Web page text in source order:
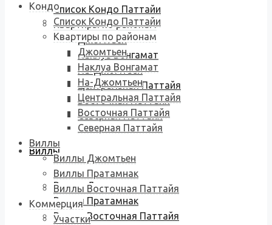
Список Кондо Паттайи
Квартиры по районам
Джомтьен
Наклуа Вонгамат
На-Джомтьен
Центральная Паттайя
Восточная Паттайя
Северная Паттайя
Виллы
Виллы Джомтьен
Виллы Пратамнак
Виллы Восточная Паттайя
Кондо
Список Кондо Паттайи
Квартиры по районам
Джомтьен
Наклуа Вонгамат
На-Джомтьен
Центральная Паттайя
Восточная Паттайя
Северная Паттайя
Виллы
Виллы Джомтьен
Виллы Пратамнак
Виллы Восточная Паттайя
Коммерция
Участки